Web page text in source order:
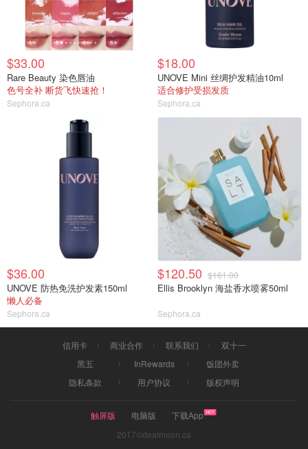
$33.00
Rare Beauty 染色唇油
色号全补 断货飞快速抢！
Sephora.ca
$18.00
UNOVE Mini 丝绸护发精油10ml
适合修护受损发质
Sephora.ca
$36.00
UNOVE 防热免洗护发素150ml
懒人必备
Sephora.ca
$120.50 $161.00
Ellis Brooklyn 海盐香水喷雾50ml
Sephora.ca
信用卡 商业合作 联系我们
双十一
黑五
InRewards
饭团外卖
隐私条款
用户协议 版权声明
触屏版 电脑版
下载App
2017©dealmoon.ca